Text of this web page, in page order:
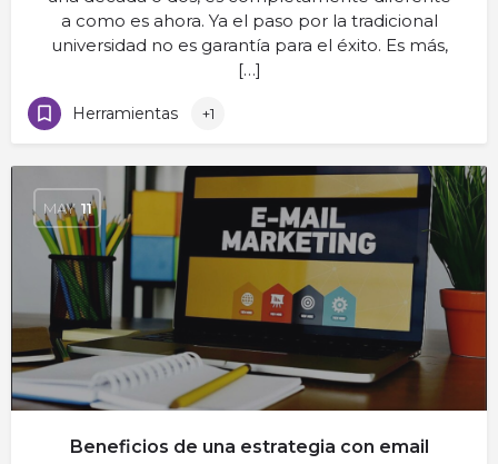
a como es ahora. Ya el paso por la tradicional
universidad no es garantía para el éxito. Es más,
[…]
Herramientas +1
MAY 11
Beneficios de una estrategia con email